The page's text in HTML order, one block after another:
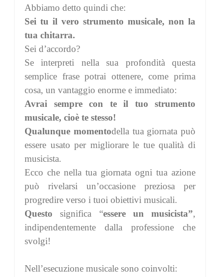
Abbiamo detto quindi che:
Sei tu il vero strumento musicale, non la
tua chitarra.
Sei d’accordo?
Se interpreti nella sua profondità questa
semplice frase potrai ottenere, come prima
cosa, un vantaggio enorme e immediato:
Avrai sempre con te il tuo strumento
musicale, cioè te stesso!
Qualunque momentodella tua giornata può
essere usato per migliorare le tue qualità di
musicista.
Ecco che nella tua giornata ogni tua azione
può rivelarsi un’occasione preziosa per
progredire verso i tuoi obiettivi musicali.
Questo significa “essere un musicista”,
indipendentemente dalla professione che
svolgi!
Nell’esecuzione musicale sono coinvolti: